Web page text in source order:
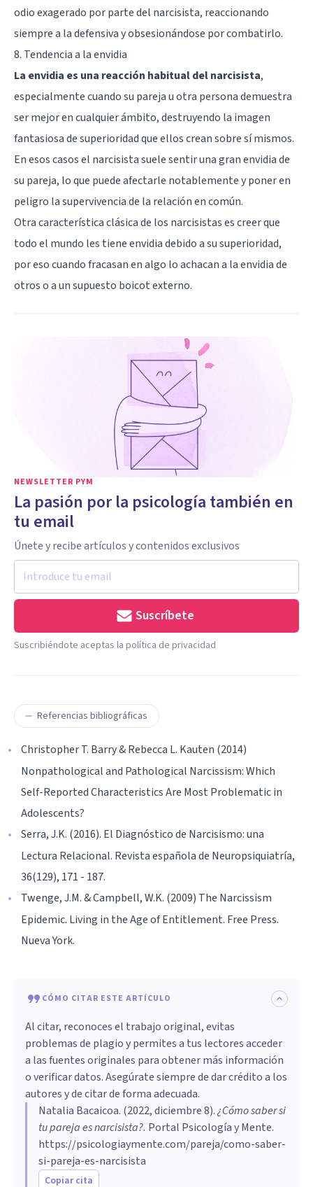
odio exagerado por parte del narcisista, reaccionando
siempre a la defensiva y obsesionándose por combatirlo.
8. Tendencia a la envidia
La envidia es una reacción habitual del narcisista,
especialmente cuando su pareja u otra persona demuestra
ser mejor en cualquier ámbito, destruyendo la imagen
fantasiosa de superioridad que ellos crean sobre sí mismos.
En esos casos el narcisista suele sentir una gran envidia de
su pareja, lo que puede afectarle notablemente y poner en
peligro la supervivencia de la relación en común.
Otra característica clásica de los narcisistas es creer que
todo el mundo les tiene envidia debido a su superioridad,
por eso cuando fracasan en algo lo achacan a la envidia de
otros o a un supuesto boicot externo.
NEWSLETTER PYM
La pasión por la psicología también en
tu email
Únete y recibe artículos y contenidos exclusivos
Suscríbete
Suscribiéndote aceptas la política de privacidad
Referencias bibliográficas
Christopher T. Barry & Rebecca L. Kauten (2014)
Nonpathological and Pathological Narcissism: Which
Self-Reported Characteristics Are Most Problematic in
Adolescents?
Serra, J.K. (2016). El Diagnóstico de Narcisismo: una
Lectura Relacional. Revista española de Neuropsiquiatría,
36(129), 171 - 187.
Twenge, J.M. & Campbell, W.K. (2009) The Narcissism
Epidemic. Living in the Age of Entitlement. Free Press.
Nueva York.
CÓMO CITAR ESTE ARTÍCULO
Al citar, reconoces el trabajo original, evitas
problemas de plagio y permites a tus lectores acceder
a las fuentes originales para obtener más información
o verificar datos. Asegúrate siempre de dar crédito a los
autores y de citar de forma adecuada.
Natalia Bacaicoa. (2022, diciembre 8).¿Cómo saber si
tu pareja es narcisista?. Portal Psicología y Mente.
https://psicologiaymente.com/pareja/como-saber-
si-pareja-es-narcisista
Copiar cita